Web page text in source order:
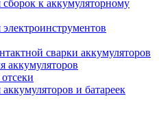
к аккумуляторному
сварки аккумуляторов
аккумуляторов
и батареек